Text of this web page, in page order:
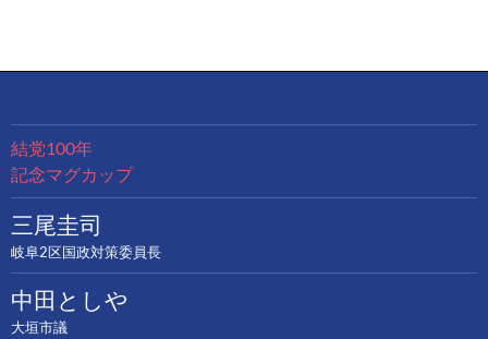
結党100年
記念マグカップ
三尾圭司
岐阜2区国政対策委員長
中田としや
大垣市議